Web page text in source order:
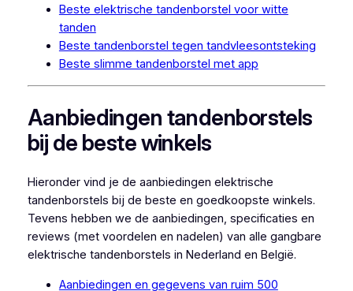
Beste elektrische tandenborstel voor witte
tanden
Beste tandenborstel tegen tandvleesontsteking
Beste slimme tandenborstel met app
Aanbiedingen tandenborstels
bij de beste winkels
Hieronder vind je de aanbiedingen elektrische
tandenborstels bij de beste en goedkoopste winkels.
Tevens hebben we de aanbiedingen, specificaties en
reviews (met voordelen en nadelen) van alle gangbare
elektrische tandenborstels in Nederland en België.
Aanbiedingen en gegevens van ruim 500